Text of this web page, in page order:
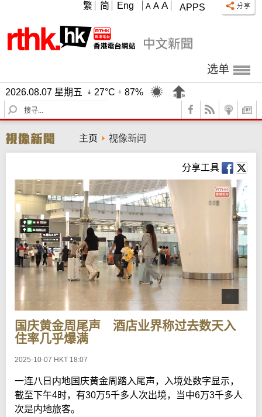
APPS
A A A
繁 简 Eng
选单
2026.08.07 星期五 27°C
87%
S
e
r
c
主页 视像新闻
分享工具
国庆黄金周尾声 酒店业界称过去数天入
住率几乎爆满
2025-10-07 HKT 18:07
一连八日内地国庆黄金周踏入尾声，入境处数字显示，
截至下午4时，有30万5千多人次出境，当中6万3千多人
次是内地旅客。